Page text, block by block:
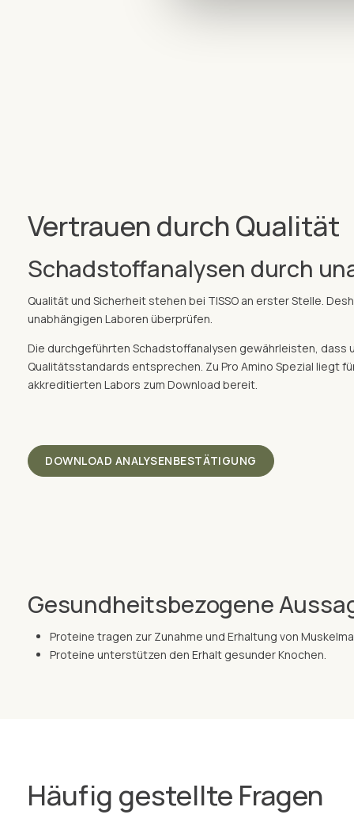
Vertrauen durch Qualität
Schadstoffanalysen durch
Qualität und Sicherheit stehen bei TISSO an erster Stelle.
unabhängigen Laboren überprüfen.
Die durchgeführten Schadstoffanalysen gewährleisten,
Qualitätsstandards entsprechen. Zu Pro Amino Spezial liegt
akkreditierten Labors zum Download bereit.
DOWNLOAD ANALYSENBESTÄTIGUNG
Gesundheitsbezogene
Proteine tragen zur Zunahme und Erhaltung von
Proteine unterstützen den Erhalt gesunder Knochen.
Häufig gestellte Fragen